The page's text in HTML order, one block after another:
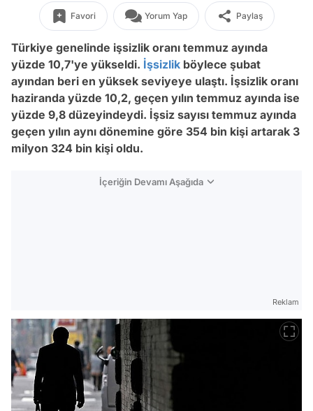
Favori Yorum Yap Paylaş
Türkiye genelinde işsizlik oranı temmuz ayında
yüzde 10,7'ye yükseldi. İşsizlik böylece şubat
ayından beri en yüksek seviyeye ulaştı. İşsizlik oranı
haziranda yüzde 10,2, geçen yılın temmuz ayında ise
yüzde 9,8 düzeyindeydi. İşsiz sayısı temmuz ayında
geçen yılın aynı dönemine göre 354 bin kişi artarak 3
milyon 324 bin kişi oldu.
İçeriğin Devamı Aşağıda
Reklam